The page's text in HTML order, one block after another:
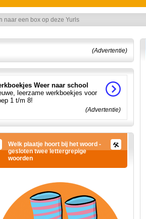
(Advertentie)
Weer naar school
leerzame werkboekjes voor
1 t/m 8!
(Advertentie)
Welk plaatje hoort bij het woord -
gesloten twee lettergrepige
woorden